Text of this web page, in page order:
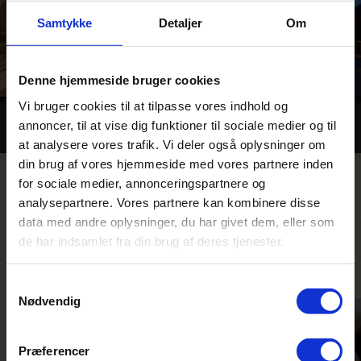
Samtykke Detaljer Om
Denne hjemmeside bruger cookies
Vi bruger cookies til at tilpasse vores indhold og
annoncer, til at vise dig funktioner til sociale medier og til
at analysere vores trafik. Vi deler også oplysninger om
din brug af vores hjemmeside med vores partnere inden
for sociale medier, annonceringspartnere og
analysepartnere. Vores partnere kan kombinere disse
data med andre oplysninger, du har givet dem, eller som
de har indsamlet fra din brug af deres tjenester.
Nødvendig
Præferencer
Billeder
Rejser hvor du bor på Kibo Safari
Camp